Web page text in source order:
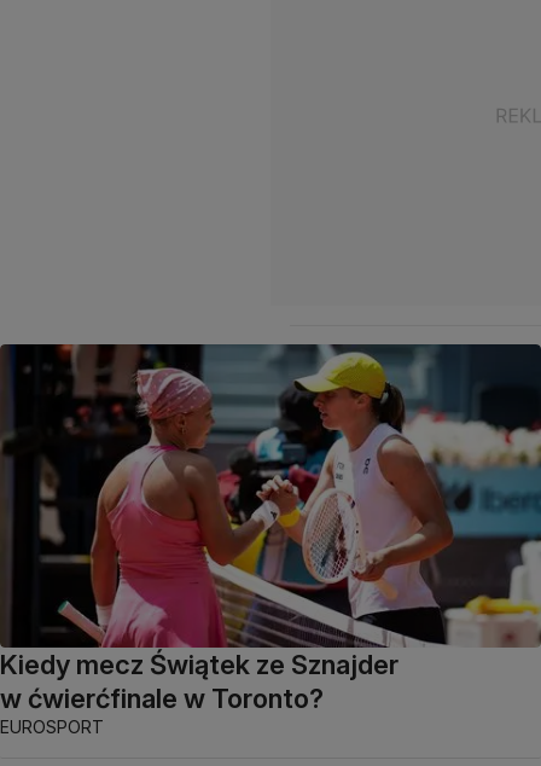
Kiedy mecz Świątek ze Sznajder
w ćwierćfinale w Toronto?
EUROSPORT